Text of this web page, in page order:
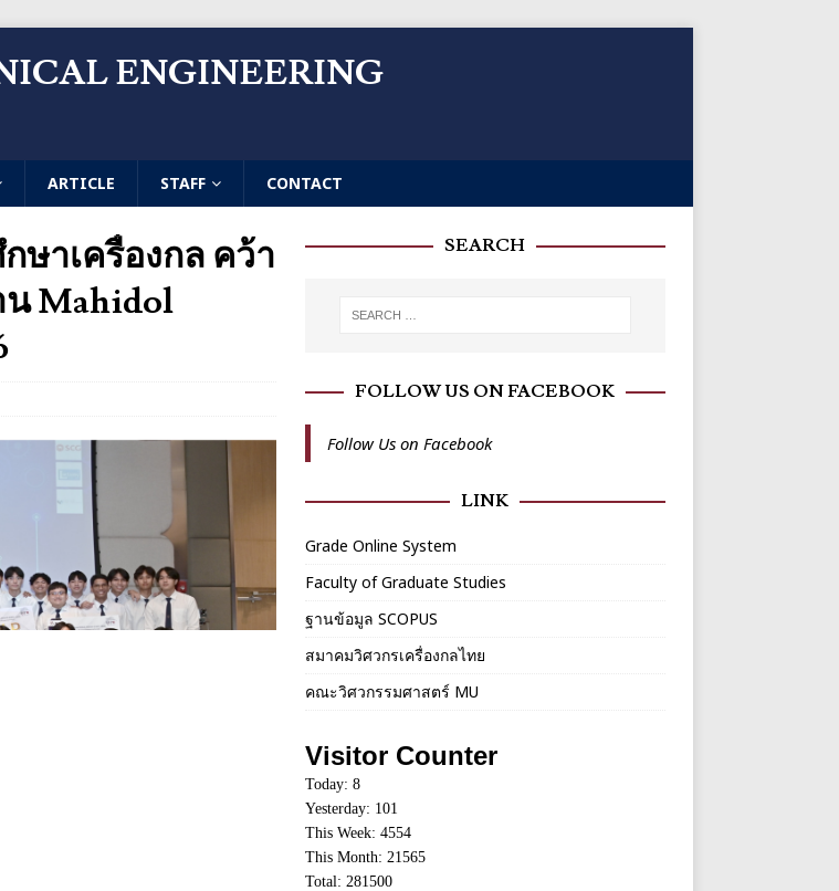
ENGINEERING
ARTICLE STAFF CONTACT
าเครื่องกล คว้า
น Mahidol
SEARCH
FOLLOW US ON FACEBOOK
Follow Us on Facebook
LINK
Grade Online System
Faculty of Graduate Studies
ฐานข้อมูล SCOPUS
สมาคมวิศวกรเครื่องกลไทย
คณะวิศวกรรมศาสตร์ MU
Visitor Counter
Today: 8
Yesterday: 101
This Week: 4554
This Month: 21565
Total: 281500